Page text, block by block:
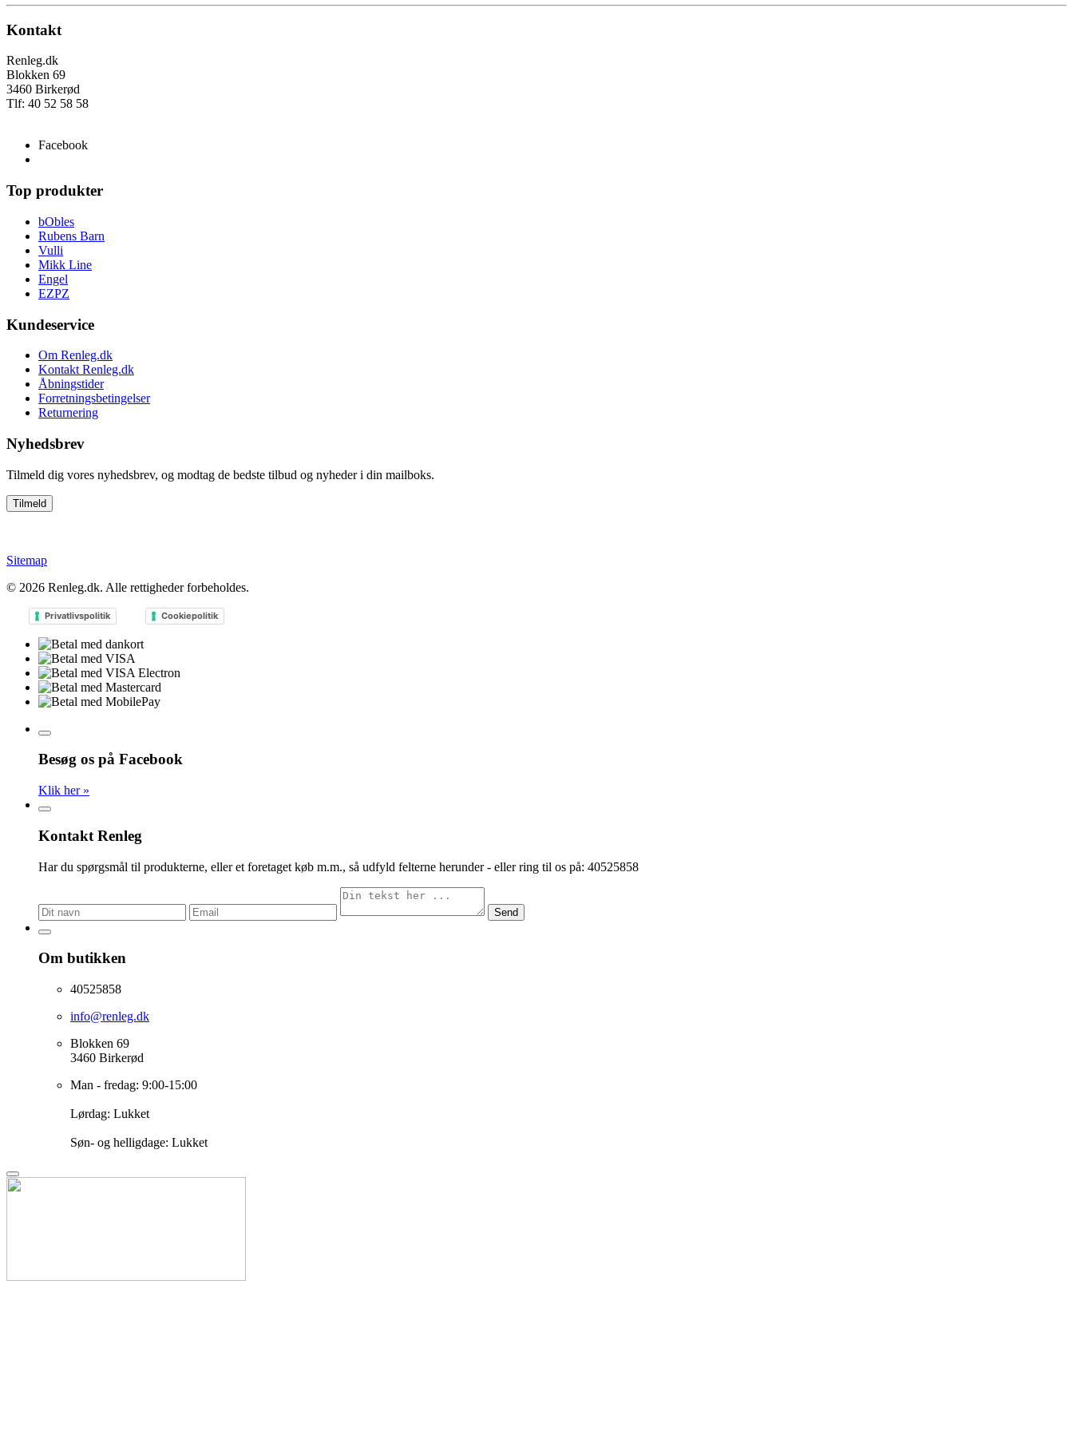
Kontakt
Renleg.dk
Blokken 69
3460 Birkerød
Tlf: 40 52 58 58
Facebook
Top produkter
bObles
Rubens Barn
Vulli
Mikk Line
Engel
EZPZ
Kundeservice
Om Renleg.dk
Kontakt Renleg.dk
Åbningstider
Forretningsbetingelser
Returnering
Nyhedsbrev
Tilmeld dig vores nyhedsbrev, og modtag de bedste tilbud og nyheder i din mailboks.
Sitemap
© 2026 Renleg.dk. Alle rettigheder forbeholdes.
Privatlivspolitik Cookiepolitik
Besøg os på Facebook
Klik her »
Kontakt Renleg
Har du spørgsmål til produkterne, eller et foretaget køb m.m., så udfyld felterne herunder - eller ring til os på: 40525858
Send
Om butikken
40525858
info@renleg.dk
Blokken 69
3460 Birkerød
Man - fredag: 9:00-15:00
Lørdag: Lukket
Søn- og helligdage: Lukket